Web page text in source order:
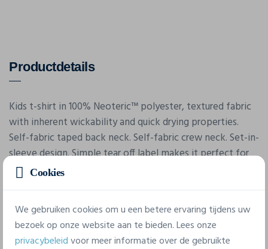
Productdetails
Kids t-shirt in 100% Neoteric™ polyester, textured fabric
with inherent wickability and quick drying properties.
Self-fabric taped back neck. Self-fabric crew neck. Set-in-
sleeve design. Simple tear off label makes it perfect for
rebranding. UPF 30+ UV protection. Stock currently being
Eigenschappen
Cookies
We gebruiken cookies om u een betere ervaring tijdens uw
bezoek op onze website aan te bieden. Lees onze
privacybeleidvoor meer informatie over de gebruikte